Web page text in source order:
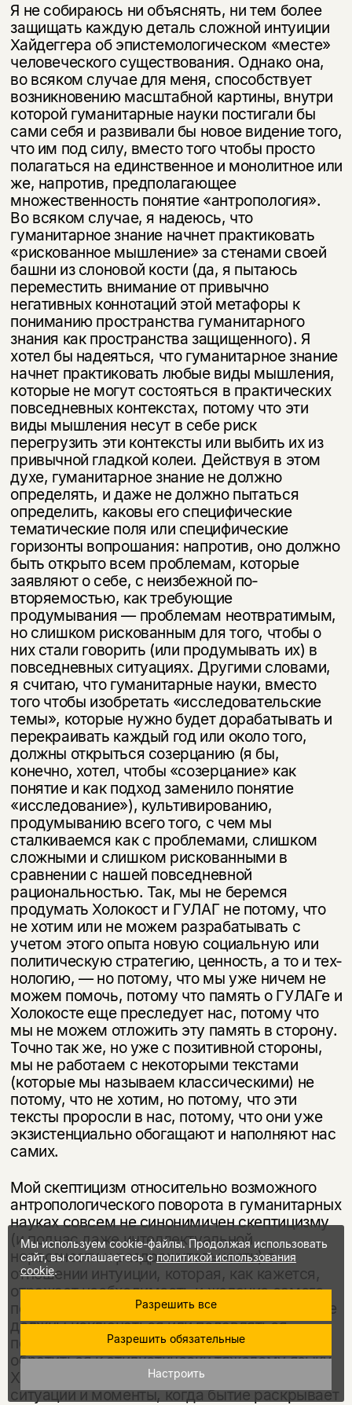
Я не собираюсь ни объяснять, ни тем более
защищать каждую деталь сложной интуиции
Хайдеггера об эпистемологическом «месте»
человече­ского существования. Однако она,
во всяком случае для меня, способствует
возникновению масштабной картины, внутри
которой гуманитарные науки постигали бы
сами себя и развивали бы новое видение того,
что им под силу, вместо того чтобы просто
полагаться на единственное и монолитное или
же, напротив, предполагающее
множественность понятие «антропология».
Во всяком случае, я надеюсь, что
гуманитарное знание начнет практиковать
«рискованное мышление» за стенами своей
башни из слоновой кости (да, я пытаюсь
переместить внимание от привычно
негативных коннотаций этой метафоры к
пониманию пространства гуманитарного
знания как простран­ства защищенного). Я
хотел бы надеяться, что гуманитарное знание
начнет практиковать любые виды мышления,
которые не могут состояться в прак­тических
повседневных контекстах, потому что эти
виды мышления несут в себе риск
перегрузить эти контексты или выбить их из
привычной гладкой колеи. Действуя в этом
духе, гуманитарное знание не должно
определять, и даже не должно пытаться
определить, каковы его специфические
тематиче­ские поля или специфические
горизонты вопрошания: напротив, оно должно
быть открыто всем проблемам, которые
заявляют о себе, с неизбежной по­
вторяемостью, как требующие
продумывания — проблемам неотвратимым,
но слишком рискованным для того, чтобы о
них стали говорить (или проду­мывать их) в
повседневных ситуациях. Другими словами,
я считаю, что гу­манитарные науки, вместо
того чтобы изобретать «исследовательские
темы», которые нужно будет дорабатывать и
перекраивать каждый год или около того,
должны открыться созерцанию (я бы,
конечно, хотел, чтобы «созерца­ние» как
понятие и как подход заменило понятие
«исследование»), культи­вированию,
продумыванию всего того, с чем мы
сталкиваемся как с пробле­мами, слишком
сложными и слишком рискованными в
сравнении с нашей повседневной
рациональностью. Так, мы не беремся
продумать Холокост и ГУЛАГ не потому, что
не хотим или не можем разрабатывать с
учетом этого опыта новую социальную или
политическую стратегию, ценность, а то и тех­
нологию, — но потому, что мы уже ничем не
можем помочь, потому что па­мять о ГУЛАГе и
Холокосте еще преследует нас, потому что
мы не можем от­ложить эту память в сторону.
Точно так же, но уже с позитивной стороны,
мы не работаем с некоторыми текстами
(которые мы называем классиче­скими) не
потому, что не хотим, но потому, что эти
тексты проросли в нас, потому, что они уже
экзистенциально обогащают и наполняют нас
самих.
Мой скептицизм относительно возможного
антропологического поворота в гуманитарных
науках совсем не синонимичен скептицизму
(и подчас даже интеллектуальной
нервозности и раздражительности) в
отношении интуи­ции, которая, как кажется,
отражает необходимость и желание самого
пово­рота. Такое чувство и жажда перемен не
должны исключаться или подав­ляться,
потому что (если позволят последний раз
обратиться к стилистически тяжелому языку
Хайдеггера) они и могут возвестить те
ситуации и моменты, когда бытие раскрывает
Мы используем cookie-файлы. Продолжая использовать
сайт, вы соглашаетесь сполитикой использования
cookie.
Разрешить все
Разрешить обязательные
Настроить